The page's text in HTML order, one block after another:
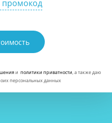
промокод
и политики приватности, а также даю
персональных данных